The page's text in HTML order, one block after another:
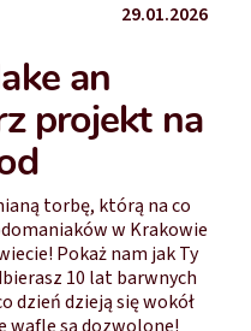
29.01.2026
an
projekt na
torbę, którą na co
w Krakowie
Pokaż nam jak Ty
10 lat barwnych
dzień dzieją się wokół